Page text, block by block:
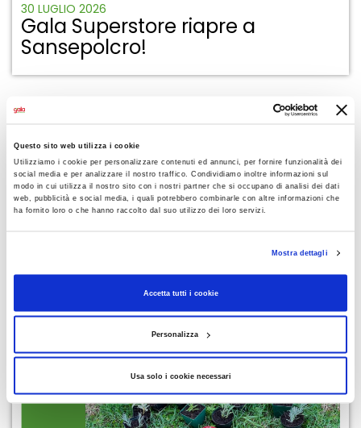
Questo sito web utilizza i cookie
Utilizziamo i cookie per personalizzare contenuti ed annunci, per fornire funzionalità dei
social media e per analizzare il nostro traffico. Condividiamo inoltre informazioni sul
modo in cui utilizza il nostro sito con i nostri partner che si occupano di analisi dei dati
web, pubblicità e social media, i quali potrebbero combinarle con altre informazioni che
ha fornito loro o che hanno raccolto dal suo utilizzo dei loro servizi.
Mostra dettagli
Accetta tutti i cookie
Personalizza
Usa solo i cookie necessari
30 LUGLIO 2026
Gala Superstore riapre a
Sansepolcro!
Abbiamo assegnato le gift card
da 500 euro: scopri se hai vinto!